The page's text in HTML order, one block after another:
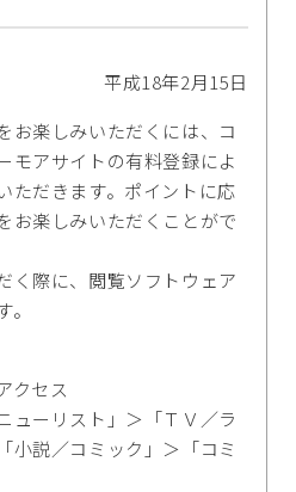
平成18年2月15日
お楽しみいただくには、コ
モアサイトの有料登録によ
ただきます。ポイントに応
お楽しみいただくことがで
く際に、閲覧ソフトウェア
クセス
ューリスト」＞「ＴＶ／ラ
小説／コミック」＞「コミ